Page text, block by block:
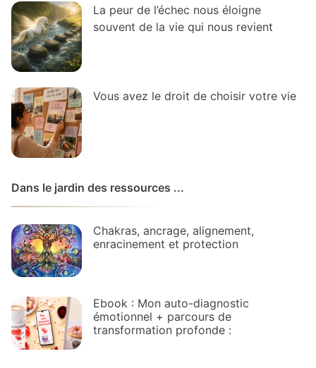
La peur de l’échec nous éloigne
souvent de la vie qui nous revient
Vous avez le droit de choisir votre vie
Dans le jardin des ressources ...
Chakras, ancrage, alignement,
enracinement et protection
Ebook : Mon auto-diagnostic
émotionnel + parcours de
transformation profonde :